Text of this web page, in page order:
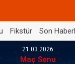
Fikstür Son
21.03.2026
Maç Sonu